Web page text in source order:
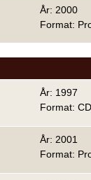
År: 2000
Format:
År: 1997
Format: CD
År: 2001
Format: